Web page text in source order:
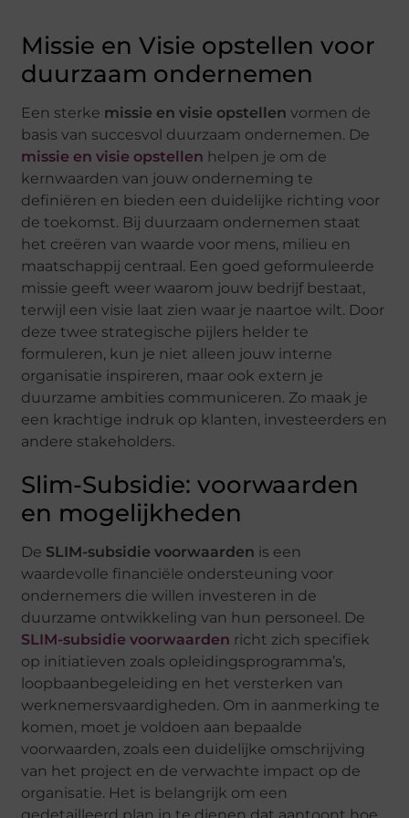
Missie en Visie opstellen voor
duurzaam ondernemen
Een sterke missie en visie opstellen vormen de
basis van succesvol duurzaam ondernemen. De
missie en visie opstellen helpen je om de
kernwaarden van jouw onderneming te
definiëren en bieden een duidelijke richting voor
de toekomst. Bij duurzaam ondernemen staat
het creëren van waarde voor mens, milieu en
maatschappij centraal. Een goed geformuleerde
missie geeft weer waarom jouw bedrijf bestaat,
terwijl een visie laat zien waar je naartoe wilt. Door
deze twee strategische pijlers helder te
formuleren, kun je niet alleen jouw interne
organisatie inspireren, maar ook extern je
duurzame ambities communiceren. Zo maak je
een krachtige indruk op klanten, investeerders en
andere stakeholders.
Slim-Subsidie: voorwaarden
en mogelijkheden
De SLIM-subsidie voorwaarden is een
waardevolle financiële ondersteuning voor
ondernemers die willen investeren in de
duurzame ontwikkeling van hun personeel. De
SLIM-subsidie voorwaarden richt zich specifiek
op initiatieven zoals opleidingsprogramma’s,
loopbaanbegeleiding en het versterken van
werknemersvaardigheden. Om in aanmerking te
komen, moet je voldoen aan bepaalde
voorwaarden, zoals een duidelijke omschrijving
van het project en de verwachte impact op de
organisatie. Het is belangrijk om een